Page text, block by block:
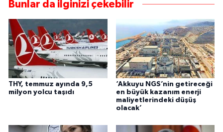
Bunlar da ilginizi çekebilir
THY, temmuz ayında 9,5
milyon yolcu taşıdı
‘Akkuyu NGS’nin getireceği
en büyük kazanım enerji
maliyetlerindeki düşüş
olacak’